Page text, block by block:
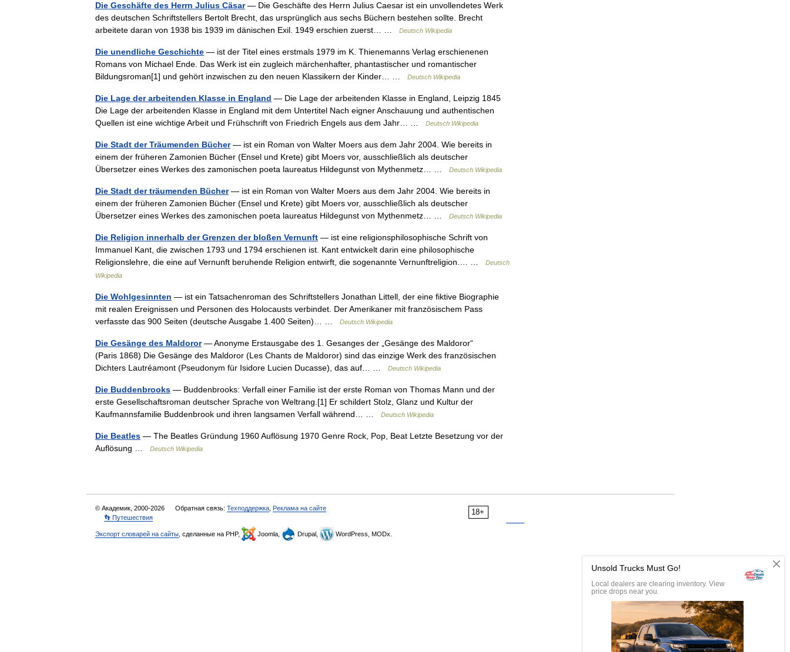
Die Geschäfte des Herrn Julius Cäsar— Die Geschäfte des Herrn Julius Caesar ist ein unvollendetes Werk
des deutschen Schriftstellers Bertolt Brecht, das ursprünglich aus sechs Büchern bestehen sollte. Brecht
arbeitete daran von 1938 bis 1939 im dänischen Exil. 1949 erschien zuerst… …
Deutsch Wikipedia
Die unendliche Geschichte — ist der Titel eines erstmals 1979 im K. Thienemanns Verlag erschienenen
Romans von Michael Ende. Das Werk ist ein zugleich märchenhafter, phantastischer und romantischer
Bildungsroman[1] und gehört inzwischen zu den neuen Klassikern der Kinder… …
Deutsch Wikipedia
Die Lage der arbeitenden Klasse in England — Die Lage der arbeitenden Klasse in England, Leipzig 1845
Die Lage der arbeitenden Klasse in England mit dem Untertitel Nach eigner Anschauung und authentischen
Quellen ist eine wichtige Arbeit und Frühschrift von Friedrich Engels aus dem Jahr… …
Deutsch Wikipedia
Die Stadt der Träumenden Bücher— ist ein Roman von Walter Moers aus dem Jahr 2004. Wie bereits in
einem der früheren Zamonien Bücher (Ensel und Krete) gibt Moers vor, ausschließlich als deutscher
Übersetzer eines Werkes des zamonischen poeta laureatus Hildegunst von Mythenmetz… …
Deutsch Wikipedia
Die Stadt der träumenden Bücher— ist ein Roman von Walter Moers aus dem Jahr 2004. Wie bereits in
einem der früheren Zamonien Bücher (Ensel und Krete) gibt Moers vor, ausschließlich als deutscher
Übersetzer eines Werkes des zamonischen poeta laureatus Hildegunst von Mythenmetz… …
Deutsch Wikipedia
Die Religion innerhalb der Grenzen der bloßen Vernunft — ist eine religionsphilosophische Schrift von
Immanuel Kant, die zwischen 1793 und 1794 erschienen ist. Kant entwickelt darin eine philosophische
Religionslehre, die eine auf Vernunft beruhende Religion entwirft, die sogenannte Vernunftreligion.… …
Deutsch
Wikipedia
Die Wohlgesinnten — ist ein Tatsachenroman des Schriftstellers Jonathan Littell, der eine fiktive Biographie
mit realen Ereignissen und Personen des Holocausts verbindet. Der Amerikaner mit französischem Pass
verfasste das 900 Seiten (deutsche Ausgabe 1.400 Seiten)… …
Deutsch Wikipedia
Die Gesänge des Maldoror— Anonyme Erstausgabe des 1. Gesanges der „Gesänge des Maldoror“
(Paris 1868) Die Gesänge des Maldoror (Les Chants de Maldoror) sind das einzige Werk des französischen
Dichters Lautréamont (Pseudonym für Isidore Lucien Ducasse), das auf… …
Deutsch Wikipedia
Die Buddenbrooks — Buddenbrooks: Verfall einer Familie ist der erste Roman von Thomas Mann und der
erste Gesellschaftsroman deutscher Sprache von Weltrang.[1] Er schildert Stolz, Glanz und Kultur der
Kaufmannsfamilie Buddenbrook und ihren langsamen Verfall während… …
Deutsch Wikipedia
Die Beatles — The Beatles Gründung 1960 Auflösung 1970 Genre Rock, Pop, Beat Letzte Besetzung vor der
Auflösung …
Deutsch Wikipedia
18+
© Академик, 2000-2026 Обратная связь: Техподдержка Реклама на сайте
👣 Путешествия
Экспорт словарей на сайты , сделанные на PHP, Joomla, Drupal, WordPress, MODx.